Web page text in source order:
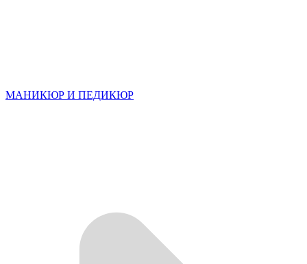
МАНИКЮР И ПЕДИКЮР